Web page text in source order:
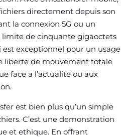
directement depuis son
la connexion 5G ou un
limite de cinquante gigaoctets
est exceptionnel pour un usage
liberte de mouvement totale
face a l’actualite ou aux
est bien plus qu’un simple
C’est une demonstration
et ethique. En offrant